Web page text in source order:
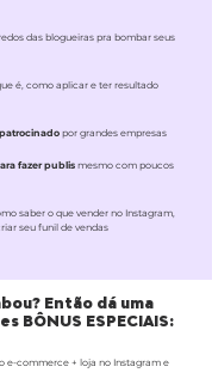
das blogueiras pra bombar seus
é, como aplicar e ter resultado
por grandes empresas
fazer publis mesmo com poucos
saber o que vender no Instagram,
seu funil de vendas
Então dá uma
BÔNUS ESPECIAIS:
e-commerce + loja no Instagram e